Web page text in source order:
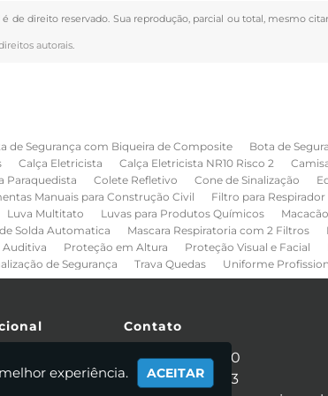
é de direito reservado. Sua reprodução, parcial ou total, mesmo
autorais.
de Segurança com Biqueira de Composite Bota de
Calça Eletricista Calça Eletricista NR10 Risco 2
Paraquedista Colete Refletivo Cone de Sinalização
Manuais para Construção Civil Filtro para Respirador
Luva Multitato Luvas para Produtos Químicos
Solda Automatica Mascara Respiratoria com 2 Filtros
Auditiva Proteção em Altura Proteção Visual e Facial
de Segurança Trava Quedas Uniforme
Somos
Contato
(11) 2086-4440
(11) 95281-0053
experiência. ACEITAR